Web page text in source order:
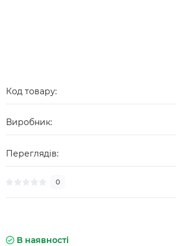
Код товару:
Виробник:
Переглядів:
0
В наявності